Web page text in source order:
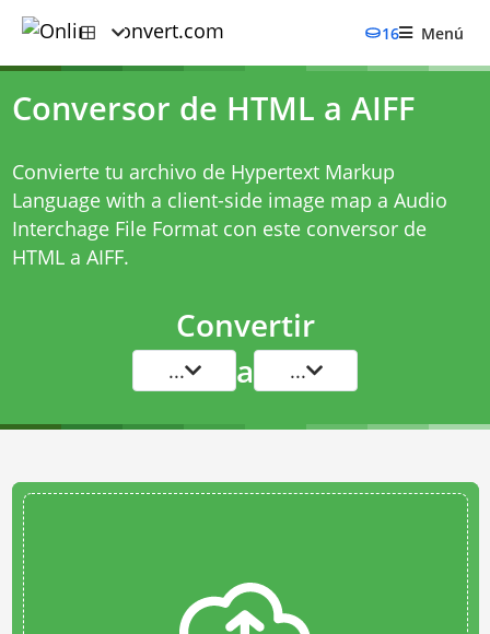
16 Menú
Conversor de HTML a AIFF
Convierte tu archivo de Hypertext Markup
Language with a client-side image map a Audio
Interchage File Format con este conversor de
HTML a AIFF.
Convertir
... a ...